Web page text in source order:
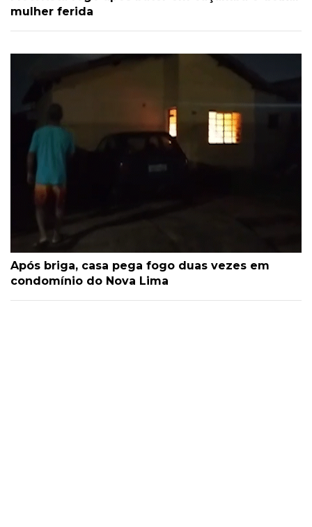
mulher ferida
Após briga, casa pega fogo duas vezes em
condomínio do Nova Lima